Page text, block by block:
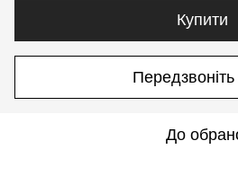
Купити
Передзвоніть
До